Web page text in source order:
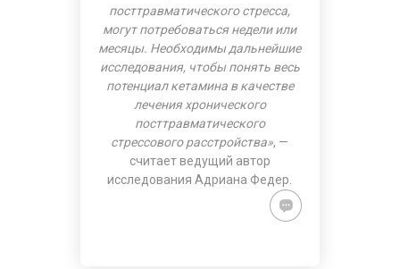
посттравматического стресса,
могут потребоваться недели или
месяцы. Необходимы дальнейшие
исследования, чтобы понять весь
потенциал кетамина в качестве
лечения хронического
посттравматического
стрессового расстройства», —
считает ведущий автор
исследования Адриана Федер.